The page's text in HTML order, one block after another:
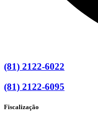
(81) 2122-6022
(81) 2122-6095
Fiscalização